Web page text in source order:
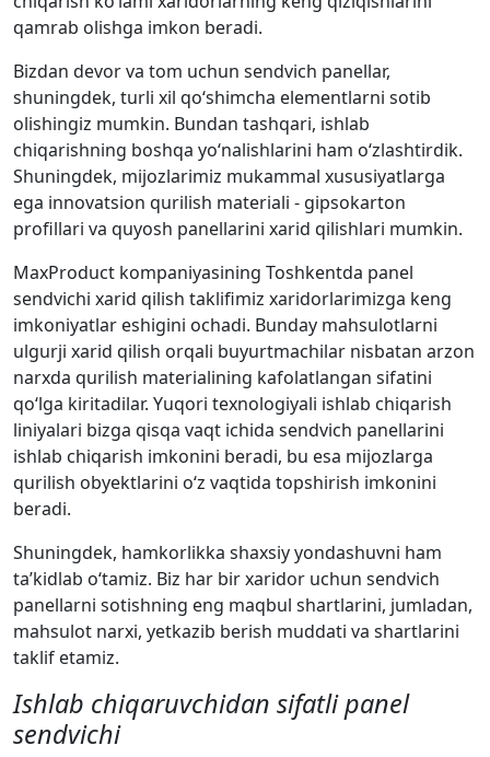
qamrab olishga imkon beradi.
Bizdan devor va tom uchun sendvich panellar,
shuningdek, turli xil qo‘shimcha elementlarni sotib
olishingiz mumkin. Bundan tashqari, ishlab
chiqarishning boshqa yo‘nalishlarini ham o‘zlashtirdik.
Shuningdek, mijozlarimiz mukammal xususiyatlarga
ega innovatsion qurilish materiali - gipsokarton
profillari va quyosh panellarini xarid qilishlari mumkin.
MaxProduct kompaniyasining Toshkentda panel
sendvichi xarid qilish taklifimiz xaridorlarimizga keng
imkoniyatlar eshigini ochadi. Bunday mahsulotlarni
ulgurji xarid qilish orqali buyurtmachilar nisbatan arzon
narxda qurilish materialining kafolatlangan sifatini
qo‘lga kiritadilar. Yuqori texnologiyali ishlab chiqarish
liniyalari bizga qisqa vaqt ichida sendvich panellarini
ishlab chiqarish imkonini beradi, bu esa mijozlarga
qurilish obyektlarini o‘z vaqtida topshirish imkonini
beradi.
Shuningdek, hamkorlikka shaxsiy yondashuvni ham
ta’kidlab o‘tamiz. Biz har bir xaridor uchun sendvich
panellarni sotishning eng maqbul shartlarini, jumladan,
mahsulot narxi, yetkazib berish muddati va shartlarini
taklif etamiz.
Ishlab chiqaruvchidan sifatli panel
sendvichi